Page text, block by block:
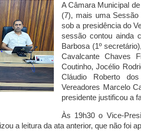
A Câmara Municipal
(7), mais uma Sessão
sob a presidência do
sessão contou ainda
Barbosa (1º
Cavalcante Chaves
Coutinho, Jocélio
Cláudio Roberto
Vereadores Marcelo
presidente justificou a
Às 19h30 o Vice-
a leitura da ata anterior, que não foi